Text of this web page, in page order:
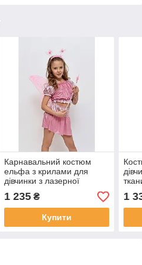
Карнавальний костюм
ельфа з крилами для
дівчинки з лазерної
тканини р. 30-34
1 235₴
Купити
1